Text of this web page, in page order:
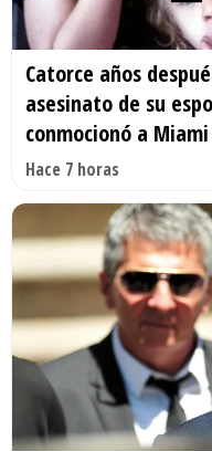
Catorce años
asesinato de su
conmocionó a Miami
Hace 7 horas